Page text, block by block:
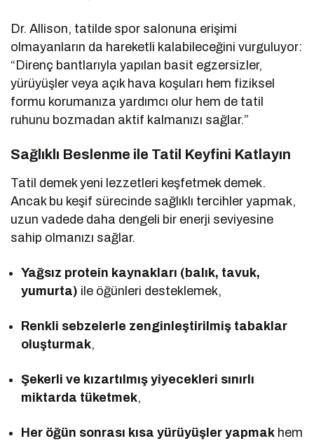
Dr. Allison, tatilde spor salonuna erişimi
olmayanların da hareketli kalabileceğini vurguluyor:
“Direnç bantlarıyla yapılan basit egzersizler,
yürüyüşler veya açık hava koşuları hem fiziksel
formu korumanıza yardımcı olur hem de tatil
ruhunu bozmadan aktif kalmanızı sağlar.”
Sağlıklı Beslenme ile Tatil Keyfini Katlayın
Tatil demek yeni lezzetleri keşfetmek demek.
Ancak bu keşif sürecinde sağlıklı tercihler yapmak,
uzun vadede daha dengeli bir enerji seviyesine
sahip olmanızı sağlar.
Yağsız protein kaynakları (balık, tavuk,
yumurta) ile öğünleri desteklemek,
Renkli sebzelerle zenginleştirilmiş tabaklar
oluşturmak,
Şekerli ve kızartılmış yiyecekleri sınırlı
miktarda tüketmek,
Her öğün sonrası kısa yürüyüşler yapmak hem